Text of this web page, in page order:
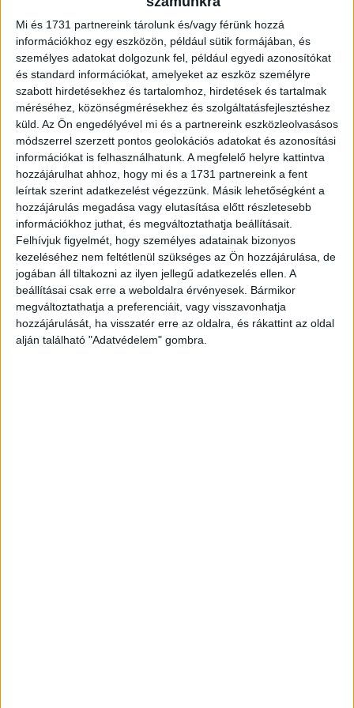
Mi és 1731 partnereink tárolunk és/vagy férünk hozzá
információkhoz egy eszközön, például sütik formájában, és
személyes adatokat dolgozunk fel, például egyedi azonosítókat
és standard információkat, amelyeket az eszköz személyre
szabott hirdetésekhez és tartalomhoz, hirdetések és tartalmak
méréséhez, közönségmérésekhez és szolgáltatásfejlesztéshez
küld. Az Ön engedélyével mi és a partnereink eszközleolvasásos
módszerrel szerzett pontos geolokációs adatokat és azonosítási
információkat is felhasználhatunk. A megfelelő helyre kattintva
hozzájárulhat ahhoz, hogy mi és a 1731 partnereink a fent
leírtak szerint adatkezelést végezzünk. Másik lehetőségként a
hozzájárulás megadása vagy elutasítása előtt részletesebb
információkhoz juthat, és megváltoztathatja beállításait.
Felhívjuk figyelmét, hogy személyes adatainak bizonyos
kezeléséhez nem feltétlenül szükséges az Ön hozzájárulása, de
jogában áll tiltakozni az ilyen jellegű adatkezelés ellen. A
beállításai csak erre a weboldalra érvényesek. Bármikor
megváltoztathatja a preferenciáit, vagy visszavonhatja
hozzájárulását, ha visszatér erre az oldalra, és rákattint az oldal
alján található "Adatvédelem" gombra.
A globális reklámköltések összértéke 2024-ben
várhatóan eléri a 752,8 milliárd dollárt, ami 4,6 százalékos
bővülést jelent az idei 719,8 milliárd dollárhoz képest –
derül...
Közel 730 milliárd dolláros lehet idén a
reklámpiac
Marketing 2023. június 7.
A globális reklámköltések összértéke idén várhatóan eléri
a 727,9 milliárd dollárt, ami 3,3 százalékos bővülést jelent